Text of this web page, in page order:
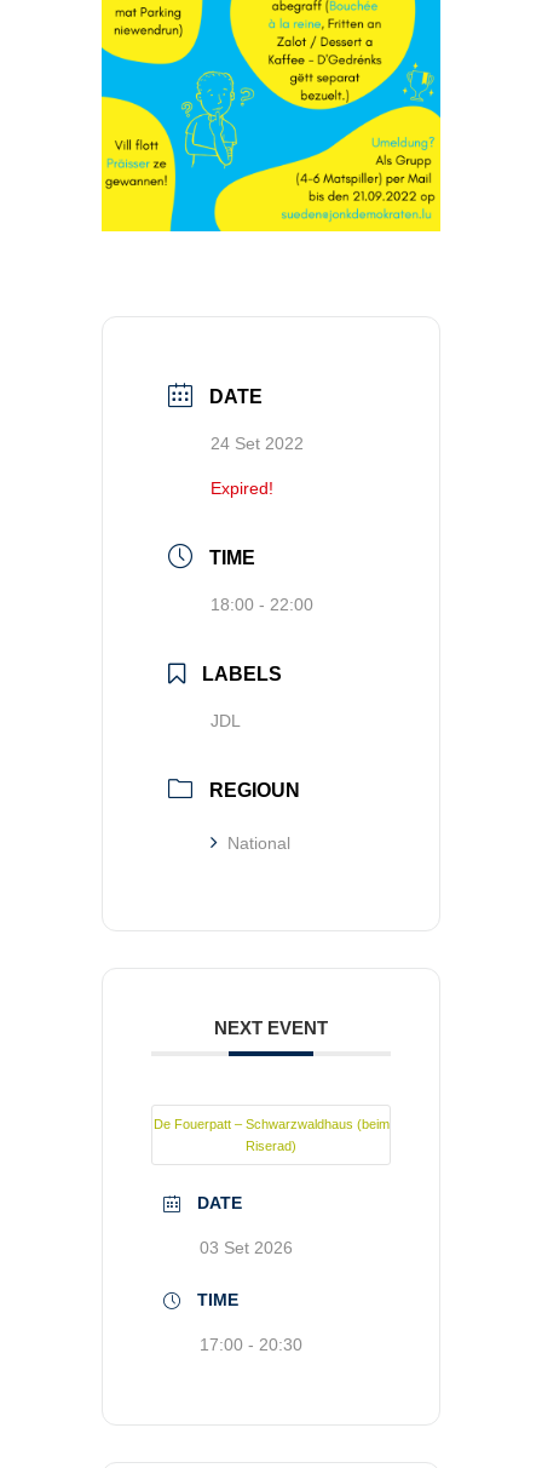
DATE
24 Set 2022
Expired!
TIME
18:00 - 22:00
LABELS
JDL
REGIOUN
National
NEXT EVENT
De Fouerpatt – Schwarzwaldhaus (beim
Riserad)
DATE
03 Set 2026
TIME
17:00 - 20:30